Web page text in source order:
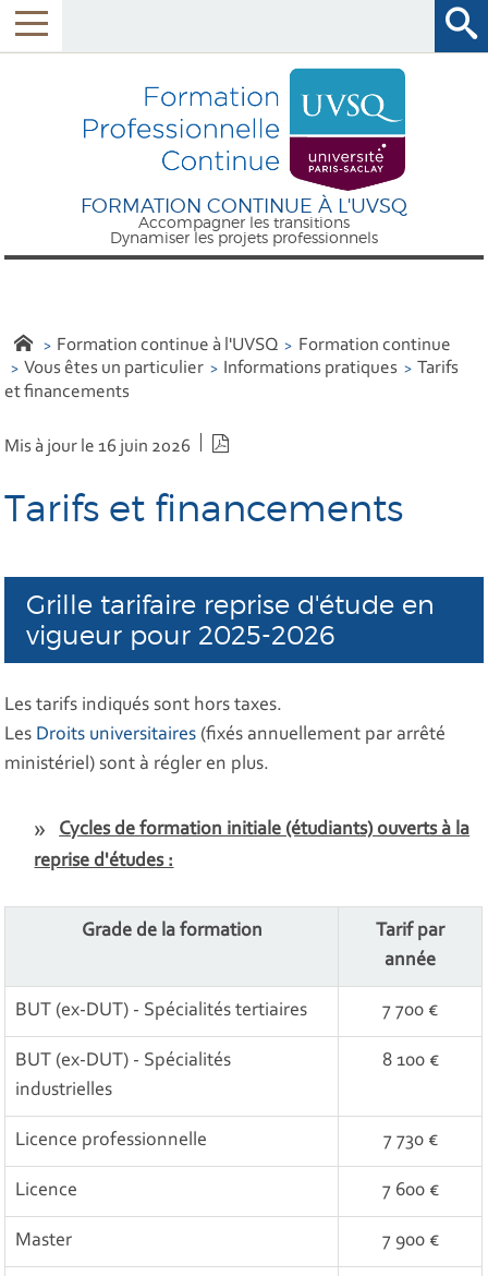
FORMATION CONTINUE À L'UVSQ
Accompagner les transitions
Dynamiser les projets professionnels
Formation continue à l'UVSQ
Formation continue
Vous êtes un particulier
Informations pratiques
Tarifs
et financements
Mis à jour le 16 juin 2026
Tarifs et financements
Grille tarifaire reprise d'étude en
vigueur pour 2025-2026
Les tarifs indiqués sont hors taxes.
Les Droits universitaires (fixés annuellement par arrêté
ministériel) sont à régler en plus.
Cycles de formation initiale (étudiants) ouverts à la
reprise d'études :
Grade de la formation
Tarif par
année
BUT (ex-DUT) - Spécialités tertiaires 7 700 €
BUT (ex-DUT) - Spécialités
industrielles
8 100 €
Licence professionnelle 7 730 €
Licence 7 600 €
Master 7 900 €